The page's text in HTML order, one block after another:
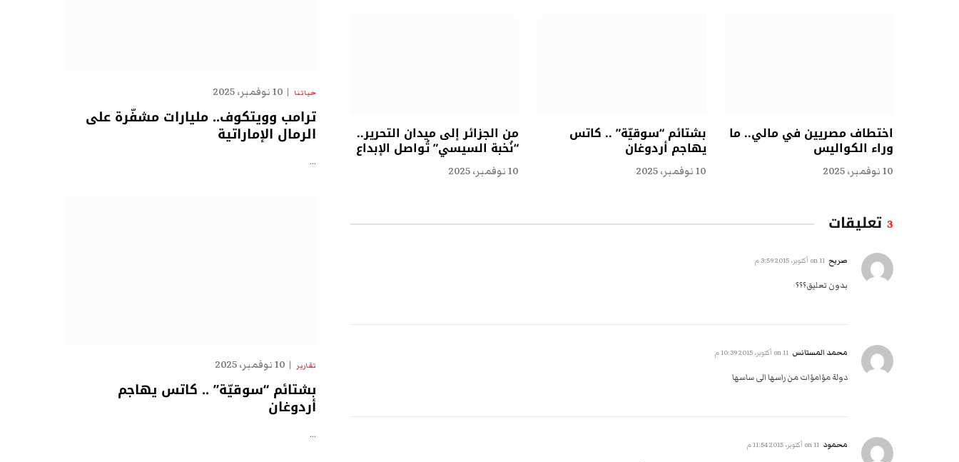
اختطاف مصريين في مالي.. ما
وراء الكواليس
10 نوفمبر، 2025
بشتائم “سوقيّة” .. كاتس
يهاجم أردوغان
10 نوفمبر، 2025
من الجزائر إلى ميدان التحرير..
“نُخبة السيسي” تُواصل الإبداع
10 نوفمبر، 2025
3 تعليقات
صريح 11 أكتوبر، 2015 3:59 م
بدون تعليق؟؟؟
محمد المستانس 11 أكتوبر، 2015 10:39 م
دولة مؤامؤات من راسها الى ساسها
محمود 11 أكتوبر، 2015 11:54 م
حياتنا 10 نوفمبر، 2025
ترامب وويتكوف.. مليارات مشفّرة على
الرمال الإماراتية
…
تقارير 10 نوفمبر، 2025
بشتائم “سوقيّة” .. كاتس يهاجم
أردوغان
…